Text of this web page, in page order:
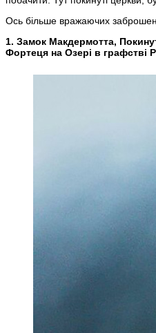
Ось більше вражаючих
1. Замок Макдермотта,
Фортеця на Озері в графстві